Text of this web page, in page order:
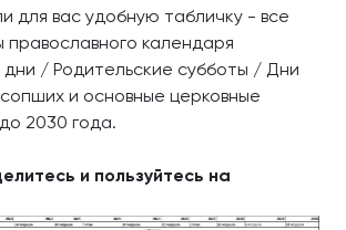
для вас удобную табличку - все
православного календаря
дни / Родительские субботы / Дни
и основные церковные
2030 года.
и пользуйтесь на